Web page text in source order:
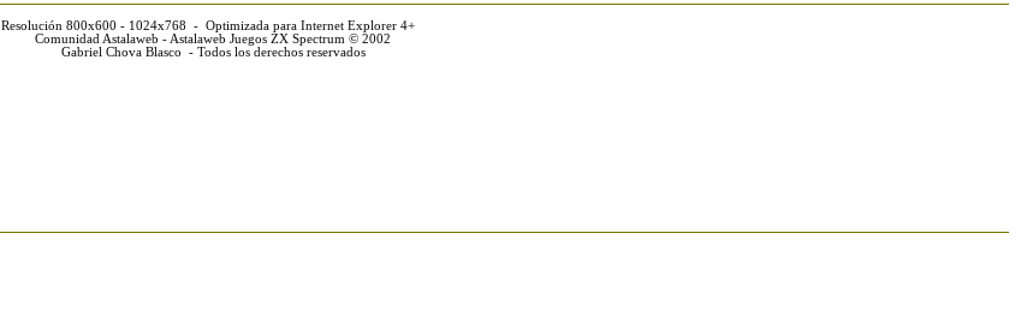
Resolución 800x600 - 1024x768 - Optimizada para Internet Explorer 4+
Comunidad Astalaweb - Astalaweb Juegos ZX Spectrum © 2002
Gabriel Chova Blasco - Todos los derechos reservados